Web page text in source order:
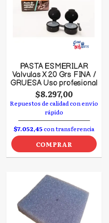
PASTA ESMERILAR
Valvulas X 20 Grs FINA /
GRUESA Uso profesional
$8.297,00
Repuestos de calidad con envío
rápido
$7.052,45con transferencia
COMPRAR